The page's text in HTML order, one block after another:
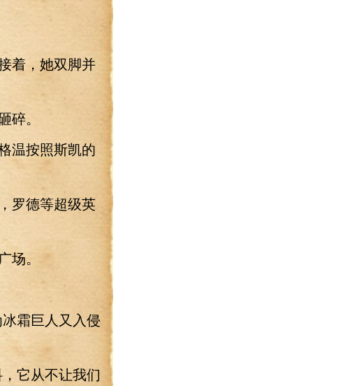
着，她双脚并
。
温按照斯凯的
罗德等超级英
。
霜巨人又入侵
它从不让我们